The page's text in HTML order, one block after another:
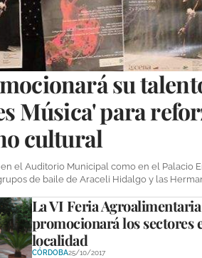
su
Música' para
cultural
el Auditorio Municipal como en el Palacio
de baile de Araceli Hidalgo y las
La VI Feria
promocionará los sectores
localidad
CÓRDOBA25/10/2017